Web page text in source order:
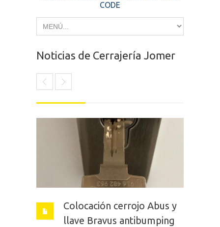
CODE
Noticias de Cerrajería Jomer
Colocación cerrojo Abus y
llave Bravus antibumping